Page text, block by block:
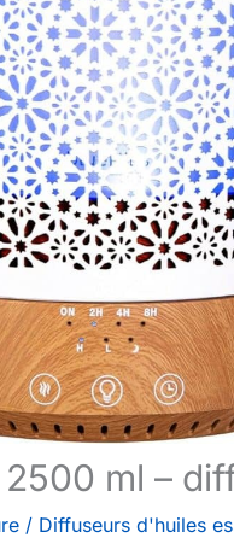
ml –
/ Diffuseurs d'huiles